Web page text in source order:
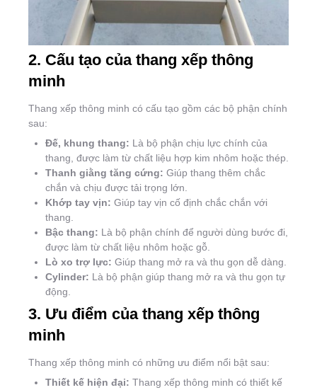
2. Cấu tạo của thang xếp thông
minh
Thang xếp thông minh có cấu tạo gồm các bộ phận chính
sau:
Đế, khung thang: Là bộ phận chịu lực chính của
thang, được làm từ chất liệu hợp kim nhôm hoặc thép.
Thanh giằng tăng cứng: Giúp thang thêm chắc
chắn và chịu được tải trọng lớn.
Khớp tay vịn: Giúp tay vịn cố định chắc chắn với
thang.
Bậc thang: Là bộ phận chính để người dùng bước đi,
được làm từ chất liệu nhôm hoặc gỗ.
Lò xo trợ lực: Giúp thang mở ra và thu gọn dễ dàng.
Cylinder: Là bộ phận giúp thang mở ra và thu gọn tự
động.
3. Ưu điểm của thang xếp thông
minh
Thang xếp thông minh có những ưu điểm nổi bật sau:
Thiết kế hiện đại: Thang xếp thông minh có thiết kế